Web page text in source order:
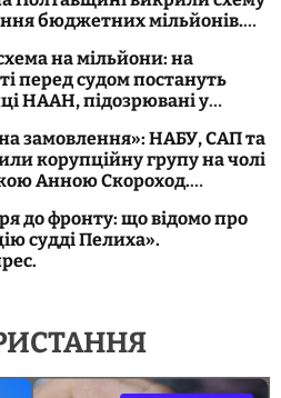
и
л
ь
р
о
в
г
о
р
ж
и
бюджетних мільйонів.
на мільйони: на
перед судом постануть
НААН, підозрювані у
замовлення»: НАБУ, САП та
корупційну групу на чолі
Анною Скороход.
до фронту: що відомо про
судді Пелиха».